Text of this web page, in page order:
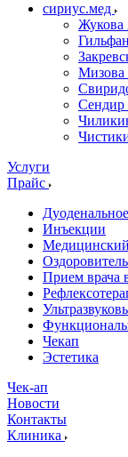
сириус.мед
Жукова
Мизова
Сендир
Услуги
Прайс
Инъекции
Прием врача
Чекап
Эстетика
Чек-ап
Новости
Контакты
Клиника